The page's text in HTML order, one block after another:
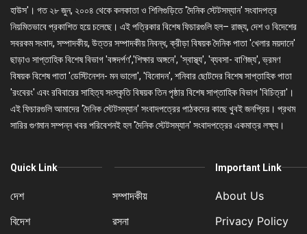
হাউস'। গত ২৮ জুন, ২০০৪ থেকে কলকাতা ও শিলিগুড়িতে 'দৈনিক স্টেটসম্যান' সংবাদপত্র
নিয়মিতভাবে প্রকাশিত হয়ে চলেছে। এই পত্রিকার বিশেষ ফিচারগুলি হল– রাজ্য, দেশ ও বিদেশের
সবরকম সংবাদ, সম্পাদকীয়, উত্তর সম্পাদকীয় নিবন্ধ, ক্রীড়া বিষয়ক দৈনিক পাতা 'খেলার ময়দানে'
ছাড়াও সাপ্তাহিক বিশেষ বিভাগ 'বঙ্গদর্পণ','শিক্ষার অঙ্গনে', 'স্বাস্থ্য', 'ব্যবসা- বাণিজ্য', ভ্রমণ
বিষয়ক বিশেষ পাতা 'ডেস্টিনেশন- মন ভালো', 'বিনোদন', শনিবার ছোটদের বিশেষ সাপ্তাহিক পাতা
'রংবেরং' এবং রবিবারের সাহিত্য সংস্কৃতি বিষয়ক তিন পৃষ্ঠার বিশেষ সাপ্তাহিক বিভাগ 'বিচিত্রা'।
এই ফিচারগুলি আমাদের 'দৈনিক স্টেটসম্যান' সংবাদপত্রের পাঠকদের কাছে খুবই জনপ্রিয়। প্রথম
সারির গুণমান সম্পন্ন খবর পরিবেশনই হল 'দৈনিক স্টেটসম্যান' সংবাদপত্রের একমাত্র লক্ষ্য।
Quick Link
দেশ
বিদেশ
সম্পাদকীয়
রসনা
Important Link
About Us
Privacy Policy